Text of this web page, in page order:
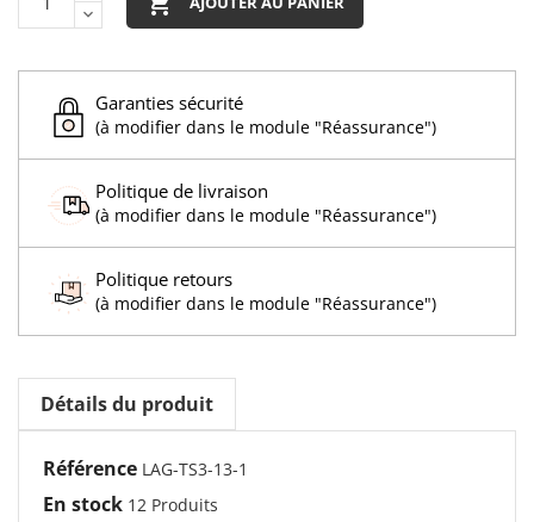
Garanties sécurité
(à modifier dans le module "Réassurance")
Politique de livraison
(à modifier dans le module "Réassurance")
Politique retours
(à modifier dans le module "Réassurance")
Détails du produit
Référence LAG-TS3-13-1
En stock 12 Produits